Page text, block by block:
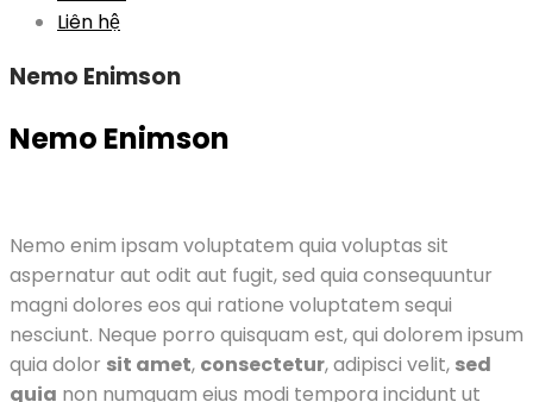
Liên hệ
Nemo Enimson
Nemo Enimson
Nemo enim ipsam voluptatem quia voluptas sit
aspernatur aut odit aut fugit, sed quia consequuntur
magni dolores eos qui ratione voluptatem sequi
nesciunt. Neque porro quisquam est, qui dolorem ipsum
quia dolor sit amet, consectetur, adipisci velit, sed
quia non numquam eius modi tempora incidunt ut